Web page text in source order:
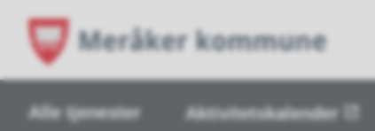
Alle tjenester Aktivitetskalender